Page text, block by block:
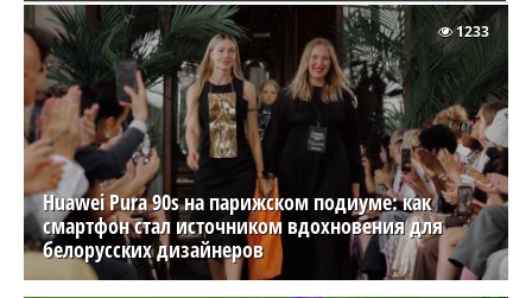
Huawei Pura 90s на парижском подиуме: как
смартфон стал источником вдохновения для
белорусских дизайнеров
1233